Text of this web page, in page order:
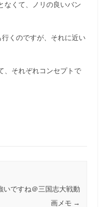
なくて、ノリの良いバン
行くのですが、それに近い
、それぞれコンセプトで
いですね＠三国志大戦動
画メモ →